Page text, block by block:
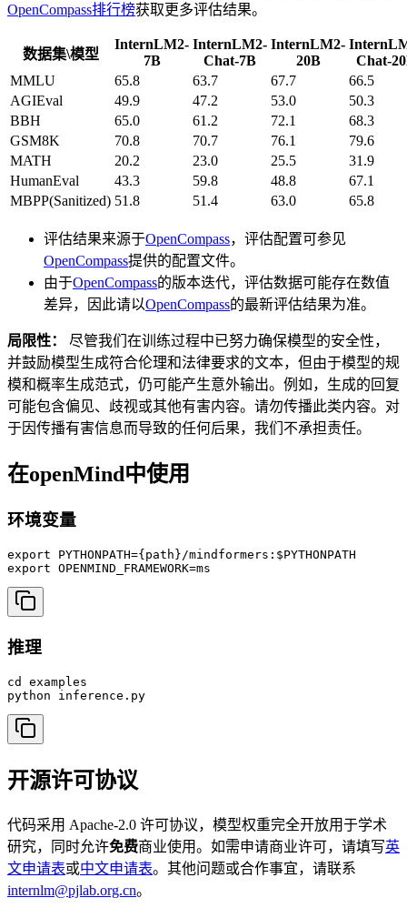
OpenCompass排行榜获取更多评估结果。
数据集\模型
InternLM2-
7B
InternLM2-
Chat-7B
InternLM2-
20B
Chat-
MMLU
65.8 63.7 67.7
66.5
AGIEval
49.9 47.2 53.0
50.3
BBH
65.0 61.2 72.1
68.3
GSM8K
70.8 70.7 76.1
79.6
MATH
20.2 23.0 25.5
31.9
HumanEval
43.3 59.8 48.8
67.1
MBPP(Sanitized) 51.8 51.4 63.0 65.8
评估结果来源于OpenCompass，评估配置可参见
OpenCompass提供的配置文件。
由于OpenCompass的版本迭代，评估数据可能存在数值
差异，因此请以OpenCompass的最新评估结果为准。
局限性：
尽管我们在训练过程中已努力确保模型的安全性，
并鼓励模型生成符合伦理和法律要求的文本，但由于模型的规
模和概率生成范式，仍可能产生意外输出。例如，生成的回复
可能包含偏见、歧视或其他有害内容。请勿传播此类内容。对
于因传播有害信息而导致的任何后果，我们不承担责任。
在openMind中使用
环境变量
export PYTHONPATH={path}/mindformers:$PYTHONPATH
export OPENMIND_FRAMEWORK=ms
推理
cd examples
python inference.py
开源许可协议
代码采用 Apache-2.0 许可协议，模型权重完全开放用于学术
研究，同时允许免费商业使用。如需申请商业许可，请填写英
文申请表或中文申请表。其他问题或合作事宜，请联系
internlm@pjlab.org.cn。